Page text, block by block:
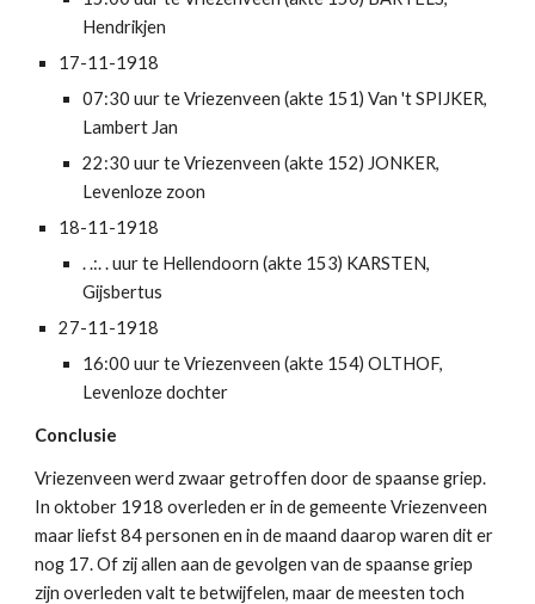
Hendrikjen
17-11-1918
07:30 uur te Vriezenveen (akte 151) Van 't SPIJKER,
Lambert Jan
22:30 uur te Vriezenveen (akte 152) JONKER,
Levenloze zoon
18-11-1918
. .:. . uur te Hellendoorn (akte 153) KARSTEN,
Gijsbertus
27-11-1918
16:00 uur te Vriezenveen (akte 154) OLTHOF,
Levenloze dochter
Conclusie
Vriezenveen werd zwaar getroffen door de spaanse griep.
In oktober 1918 overleden er in de gemeente Vriezenveen
maar liefst 84 personen en in de maand daarop waren dit er
nog 17. Of zij allen aan de gevolgen van de spaanse griep
zijn overleden valt te betwijfelen, maar de meesten toch